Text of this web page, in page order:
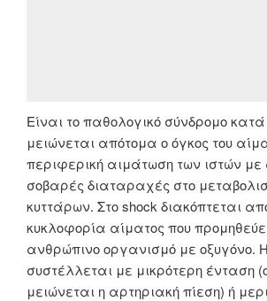
Είναι το παθολογικό σύνδρομο κατά
μειώνεται απότομα o όγκος του
περιφερική αιμάτωση των ιστών
σοβαρές διαταραχές στο
κυττάρων. Στο shock διακόπτεται
κυκλοφορία αίματος που
ανθρώπινο οργανισμό με οξυγόνο.
συστέλλεται με μικρότερη ένταση
μειώνεται η αρτηριακή πίεση) ή